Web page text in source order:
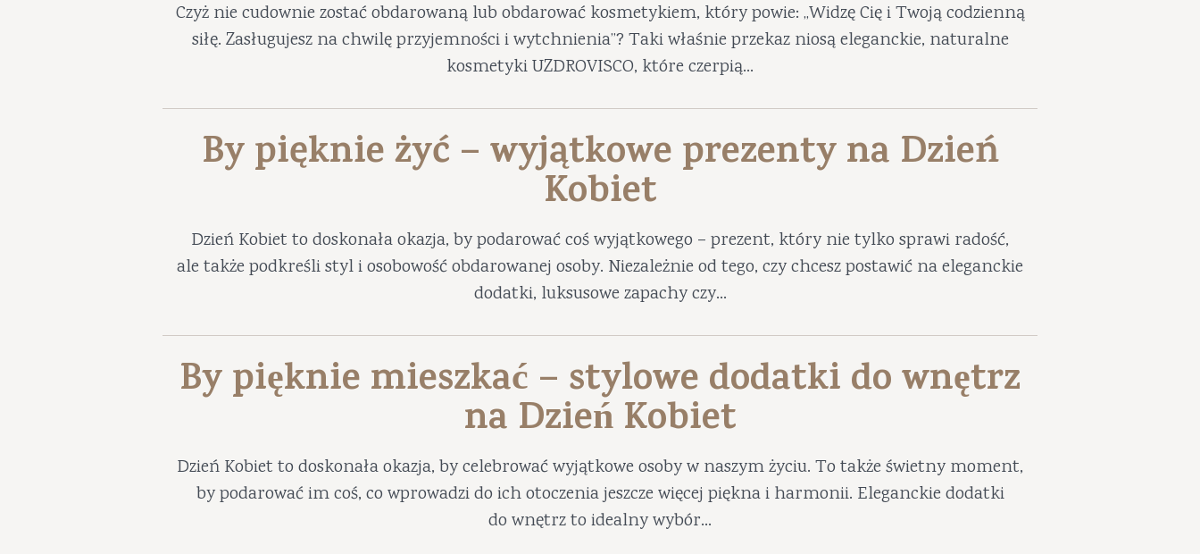
Czyż nie cudownie zostać obdarowaną lub obdarować kosmetykiem, który powie: „Widzę Cię i Twoją codzienną
siłę. Zasługujesz na chwilę przyjemności i wytchnienia”? Taki właśnie przekaz niosą eleganckie, naturalne
kosmetyki UZDROVISCO, które czerpią...
By pięknie żyć – wyjątkowe prezenty na Dzień
Kobiet
Dzień Kobiet to doskonała okazja, by podarować coś wyjątkowego – prezent, który nie tylko sprawi radość,
ale także podkreśli styl i osobowość obdarowanej osoby. Niezależnie od tego, czy chcesz postawić na eleganckie
dodatki, luksusowe zapachy czy...
By pięknie mieszkać – stylowe dodatki do wnętrz
na Dzień Kobiet
Dzień Kobiet to doskonała okazja, by celebrować wyjątkowe osoby w naszym życiu. To także świetny moment,
by podarować im coś, co wprowadzi do ich otoczenia jeszcze więcej piękna i harmonii. Eleganckie dodatki
do wnętrz to idealny wybór...